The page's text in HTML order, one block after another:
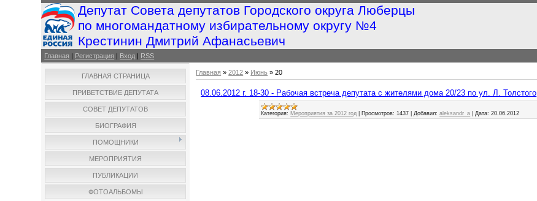
Депутат Совета депутатов Городского округа Люберцы
по многомандатному избирательному округу №4
Крестинин Дмитрий Афанасьевич
Главная | Регистрация | Вход | RSS
ГЛАВНАЯ СТРАНИЦА
ПРИВЕТСТВИЕ ДЕПУТАТА
СОВЕТ ДЕПУТАТОВ
БИОГРАФИЯ
ПОМОЩНИКИ
МЕРОПРИЯТИЯ
ПУБЛИКАЦИИ
ФОТОАЛЬБОМЫ
Главная »2012 » Июнь » 20
08.06.2012 г. 18-30 - Рабочая встреча депутата с жителями дома 20/23 по ул. Л. Толстого
Категория: Мероприятия за 2012 год Просмотров: 1437 Добавил: aleksandr_a Дата: 20.06.2012